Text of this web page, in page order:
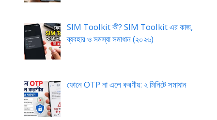
SIM Toolkit কী? SIM Toolkit এর কাজ,
ব্যবহার ও সমস্যা সমাধান (২০২৬)
ফোনে OTP না এলে করণীয়: ২ মিনিটে সমাধান